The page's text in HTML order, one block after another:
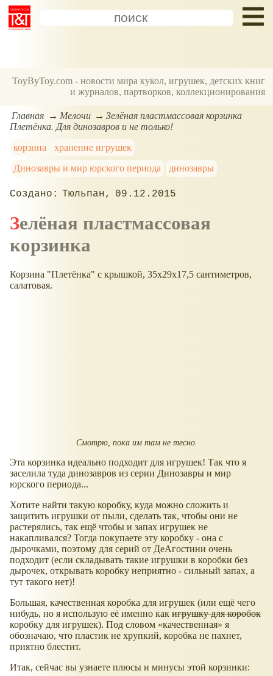
ToyByToy.com - новости мира кукол, игрушек, детских книг
и журналов, партворков, коллекционирования
Главная Мелочи
Зелёная пластмассовая корзинка
Плетёнка. Для динозавров и не только!
корзина
хранение игрушек
Динозавры и мир юрского периода
динозавры
Тюльпан 09.12.2015
Зелёная пластмассовая
корзинка
Корзина "Плетёнка" с крышкой, 35х29х17,5 сантиметров,
салатовая.
Смотрю, пока им там не тесно.
Эта корзинка идеально подходит для игрушек! Так что я
заселила туда динозавров из серии Динозавры и мир
юрского периода...
Хотите найти такую коробку, куда можно сложить и
защитить игрушки от пыли, сделать так, чтобы они не
растерялись, так ещё чтобы и запах игрушек не
накапливался? Тогда покупаете эту коробку - она с
дырочками, поэтому для серий от ДеАгостини очень
подходит (если складывать такие игрушки в коробки без
дырочек, открывать коробку неприятно - сильный запах, а
тут такого нет)!
Большая, качественная коробка для игрушек (или ещё чего
нибудь, но я использую её именно как игрушку для коробок
коробку для игрушек). Под словом
качественная
я
обозначаю, что пластик не хрупкий, коробка не пахнет,
приятно блестит.
Итак, сейчас вы узнаете плюсы и минусы этой корзинки: